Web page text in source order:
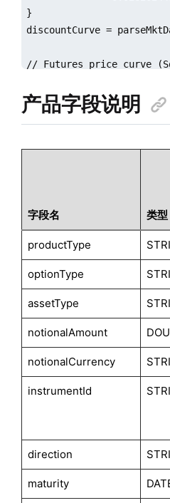
}
discountCurve =
// Futures price curve
"mktDataType":
"curveType":
    "currency": "CNY",
"dates":
"values": [2784,
}
futPriceCurve =
// Option expiries,
optionExpiries =
futMaturities =
strikes = [
]
产品字段说明
字段名 类型
productType
optionType
assetType
notionalAmount
notionalCurrency
instrumentId
direction
maturity